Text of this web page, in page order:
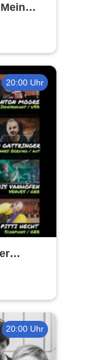
- True
20:00 Uhr
20:00 Uhr